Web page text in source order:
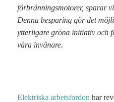
förbränningsmotorer, sparar
Denna besparing gör det
ytterligare gröna initiativ och
våra invånare.
Elektriska arbetsfordon har